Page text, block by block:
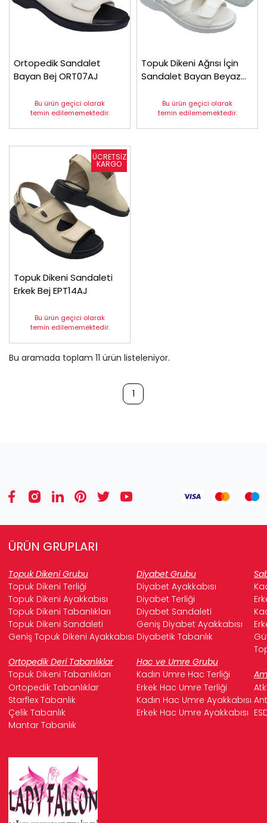
Ortopedik Sandalet
Bayan Bej ORT07AJ
Bu ürün geçici olarak
temin edilememektedir.
Topuk Dikeni Ağrısı İçin
Sandalet Bayan Beyaz
Bu ürün geçici olarak
temin edilememektedir.
Topuk Dikeni Sandaleti
Erkek Bej EPT14AJ
Bu ürün geçici olarak
temin edilememektedir.
Bu aramada toplam 11 ürün listeleniyor.
1
ÜRÜN GRUPLARI
Topuk Dikeni Grubu Diyabet Grubu
Topuk Dikeni Terliği
Diyabet Ayakkabısı
Topuk Dikeni Ayakkabısı
Diyabet Terliği
Topuk Dikeni Tabanlıkları
Diyabet Sandaleti
Topuk Dikeni Sandaleti
Geniş Diyabet Ayakkabısı
Geniş Topuk Dikeni Ayakkabısı Diyabetik Tabanlık
Ortopedik Deri Tabanlıklar
Hac ve Umre Grubu
Topuk Dikeni Tabanlıkları
Kadın Umre Hac Terliği
Ortopedik Tabanlıklar
Erkek Hac Umre Terliği
Starflex Tabanlık
Kadın Hac Umre Ayakkabısı
Çelik Tabanlık
Erkek Hac Umre Ayakkabısı
Mantar Tabanlık